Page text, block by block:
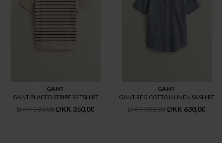
GANT
GANT PLACED STRIPE SS TSHIRT
DKK 500,00 DKK 350,00
GANT
GANT REG COTTON LINEN SS SHIRT
DKK 900,00 DKK 630,00